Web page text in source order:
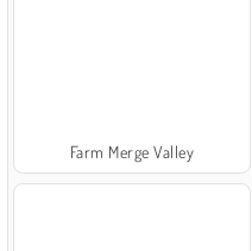
Farm Merge Valley